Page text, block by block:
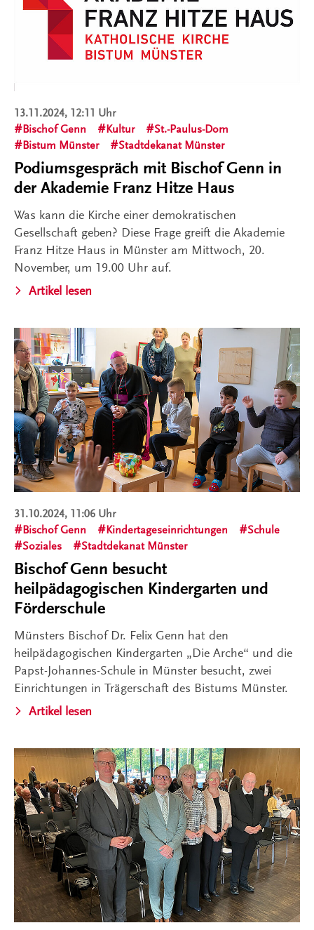
13.11.2024, 12:11 Uhr
Bischof Genn
Kultur
St.-Paulus-Dom
Bistum Münster
Stadtdekanat Münster
Podiumsgespräch mit Bischof Genn in
der Akademie Franz Hitze Haus
Was kann die Kirche einer demokratischen
Gesellschaft geben? Diese Frage greift die Akademie
Franz Hitze Haus in Münster am Mittwoch, 20.
November, um 19.00 Uhr auf.
Artikel lesen
31.10.2024, 11:06 Uhr
Bischof Genn
Kindertageseinrichtungen
Schule
Soziales
Stadtdekanat Münster
Bischof Genn besucht
heilpädagogischen Kindergarten und
Förderschule
Münsters Bischof Dr. Felix Genn hat den
heilpädagogischen Kindergarten „Die Arche“ und die
Papst-Johannes-Schule in Münster besucht, zwei
Einrichtungen in Trägerschaft des Bistums Münster.
Artikel lesen